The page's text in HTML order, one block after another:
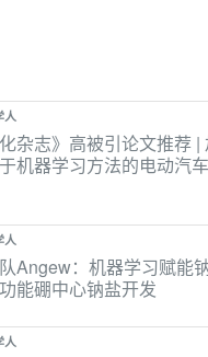
人
杂志》高被引论文推荐 |
机器学习方法的电动汽
人
Angew：机器学习赋能
能硼中心钠盐开发
人